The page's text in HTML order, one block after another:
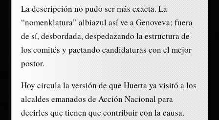
La descripción no pudo ser más exacta. La
“nomenklatura” albiazul así ve a Genoveva; fuera
de sí, desbordada, despedazando la estructura de
los comités y pactando candidaturas con el mejor
postor.
Hoy circula la versión de que Huerta ya visitó a los
alcaldes emanados de Acción Nacional para
decirles que tienen que contribuir con la causa.